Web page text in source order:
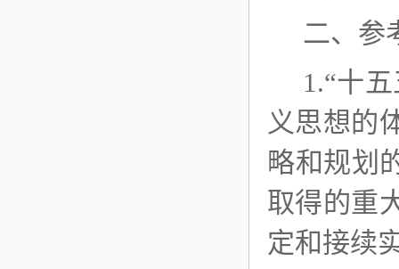
二、参
1.“十
义思想的
略和规划
取得的重
定和接续